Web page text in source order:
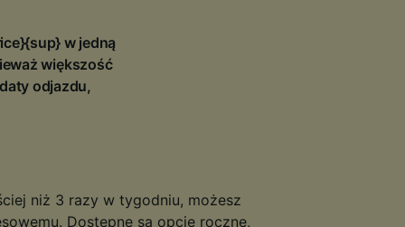
w jedną
większość
odjazdu,
niż 3 razy w tygodniu, możesz
Dostępne są opcje roczne,